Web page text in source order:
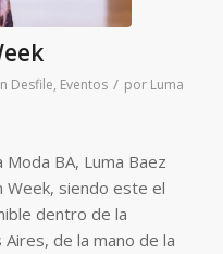
Desfile, Eventos / por Luma
Moda BA, Luma Baez
siendo este el
dentro de la
de la mano de la